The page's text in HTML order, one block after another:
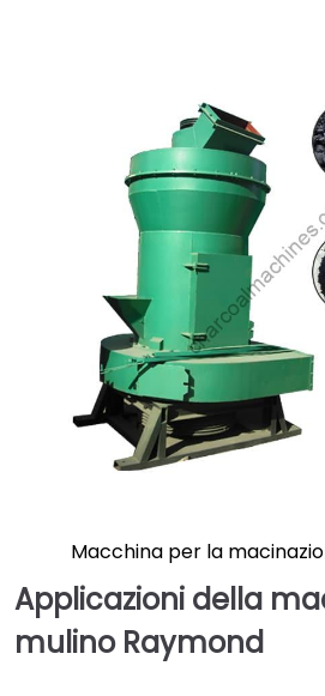
Macchina per la
Applicazioni della
mulino Raymond